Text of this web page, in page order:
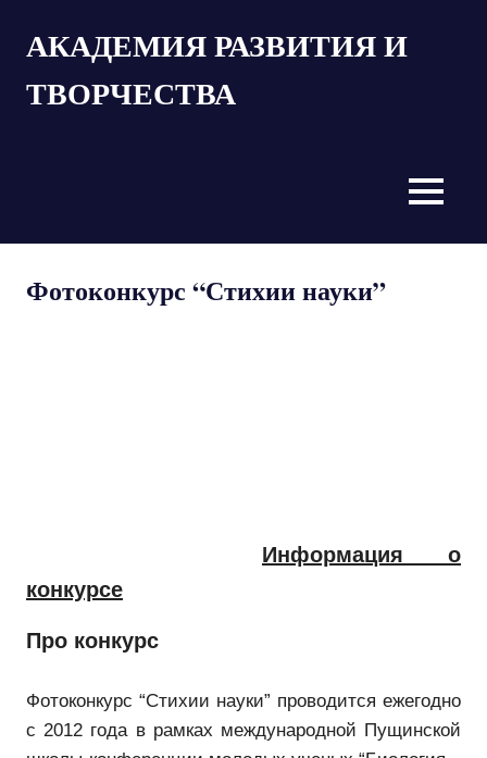
АКАДЕМИЯ РАЗВИТИЯ И
ТВОРЧЕСТВА
MENU
Фотоконкурс “Стихии науки”
Информация о
конкурсе
Про конкурс
Фотоконкурс “Стихии науки” проводится ежегодно
с 2012 года в рамках международной Пущинской